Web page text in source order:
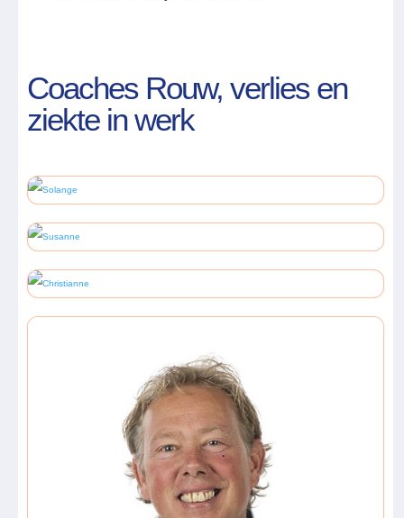
Coaches Rouw, verlies en
ziekte in werk